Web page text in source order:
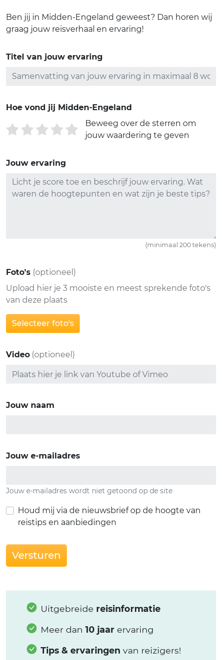
Ben jij in Midden-Engeland geweest? Dan horen wij
graag jouw reisverhaal en ervaring!
Titel van jouw ervaring
Hoe vond jij Midden-Engeland
Beweeg over de sterren om
jouw waardering te geven
Jouw ervaring
(minimaal 200 tekens)
Foto's (optioneel)
Upload hier je 3 mooiste en meest sprekende foto's
van deze plaats
Selecteer foto's
Video (optioneel)
Jouw naam
Jouw e-mailadres
Jouw e-mailadres wordt niet getoond op de site
Houd mij via de nieuwsbrief op de hoogte van
reistips en aanbiedingen
Versturen
Uitgebreide reisinformatie
Meer dan 10 jaar ervaring
Tips & ervaringen van reizigers!